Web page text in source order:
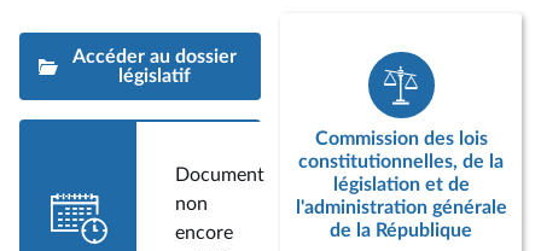
Accéder au dossier
législatif
Document
non
encore
Commission des lois
constitutionnelles, de la
législation et de
l'administration générale
de la République